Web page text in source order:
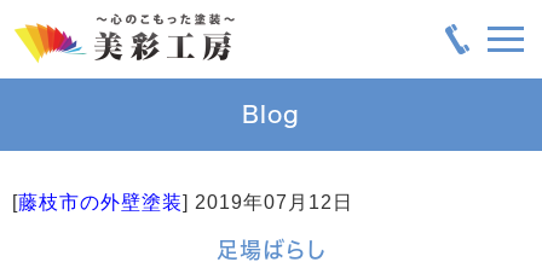
Blog
[藤枝市の外壁塗装] 2019年07月12日
足場ばらし